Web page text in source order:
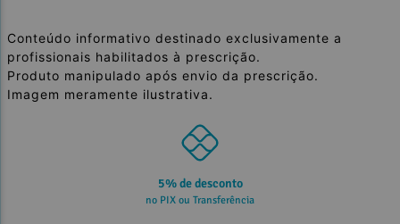
Conteúdo informativo destinado exclusivamente a
profissionais habilitados à prescrição.
Produto manipulado após envio da prescrição.
Imagem meramente ilustrativa.
5% de desconto
no PIX ou Transferência